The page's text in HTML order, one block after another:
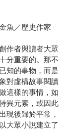
魚／歷史作家
作者與讀者大眾
分重要的。那不
知的事物，而是
對虛構故事閱讀
這樣的事情，如
異元素，或因此
現後歸於平常，
大眾小說建立了